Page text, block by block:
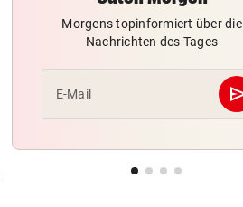
Morgens topinformiert über die
Nachrichten des Tages
E-Mail